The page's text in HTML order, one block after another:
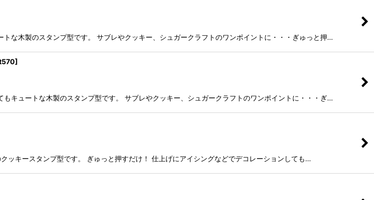
木製のスタンプ型です。 サブレやクッキー、シュガークラフトのワンポイントに・・・ぎゅっと押…
]
ュートな木製のスタンプ型です。 サブレやクッキー、シュガークラフトのワンポイントに・・・ぎ…
キースタンプ型です。 ぎゅっと押すだけ！ 仕上げにアイシングなどでデコレーションしても…